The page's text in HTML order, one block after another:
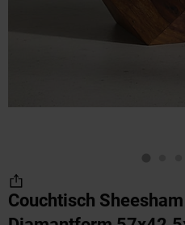
Couchtisch